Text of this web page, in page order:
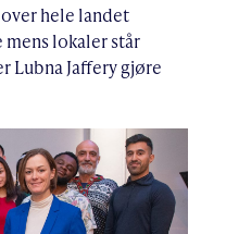
hele landet
lokaler står
Lubna Jaffery gjøre